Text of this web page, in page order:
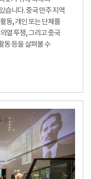
습니다. 중국 만주 지역
동, 개인 또는 단체를
열 투쟁, 그리고 중국
동 등을 살펴볼 수